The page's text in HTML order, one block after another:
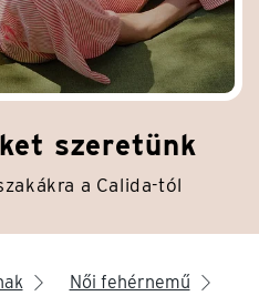
szeretünk
a Calida-tól
arrow_right Női fehérnemű arrow_right